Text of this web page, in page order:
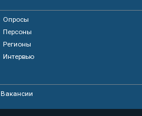
Опросы
Персоны
Регионы
Интервью
Вакансии